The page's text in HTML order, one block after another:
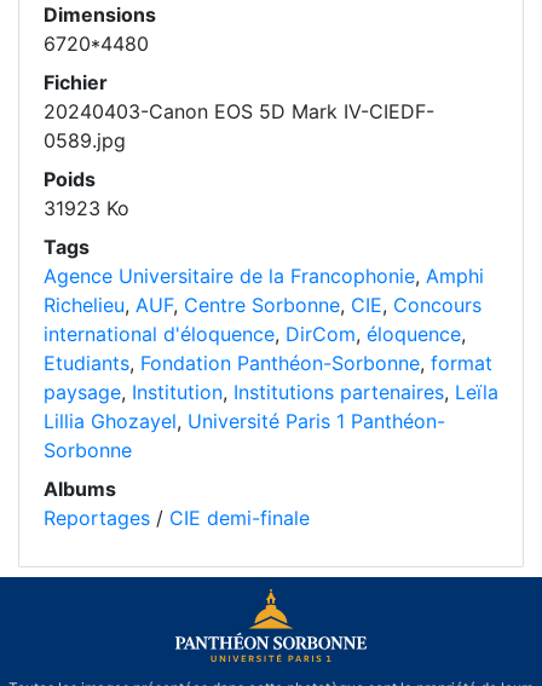
Dimensions
6720*4480
Fichier
20240403-Canon EOS 5D Mark IV-CIEDF-
0589.jpg
Poids
31923 Ko
Tags
Agence Universitaire de la Francophonie, Amphi
Richelieu, AUF, Centre Sorbonne, CIE, Concours
international d'éloquence, DirCom, éloquence,
Etudiants, Fondation Panthéon-Sorbonne, format
paysage, Institution, Institutions partenaires, Leïla
Lillia Ghozayel, Université Paris 1 Panthéon-
Sorbonne
Albums
Reportages / CIE demi-finale